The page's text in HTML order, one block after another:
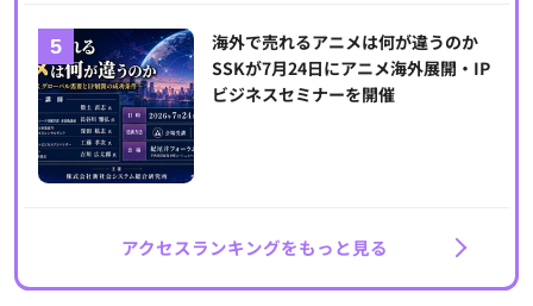
海外で売れるアニメは何が違うのか
SSKが7月24日にアニメ海外展開・IP
ビジネスセミナーを開催
アクセスランキングをもっと見る